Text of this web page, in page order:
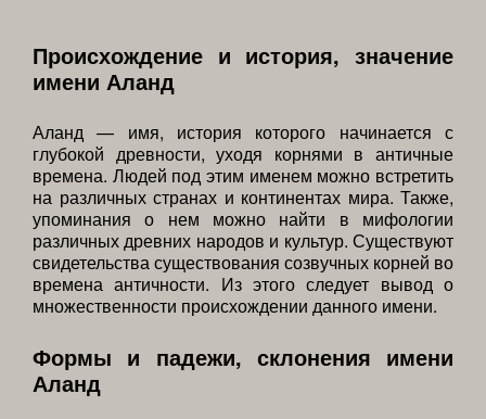
Происхождение и история, значение
имени Аланд
Аланд — имя, история которого начинается с
глубокой древности, уходя корнями в античные
времена. Людей под этим именем можно встретить
на различных странах и континентах мира. Также,
упоминания о нем можно найти в мифологии
различных древних народов и культур. Существуют
свидетельства существования созвучных корней во
времена античности. Из этого следует вывод о
множественности происхождении данного имени.
Формы и падежи, склонения имени
Аланд